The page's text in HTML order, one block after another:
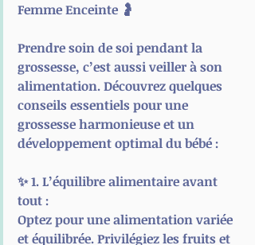
Femme Enceinte 🤰
Prendre soin de soi pendant la
grossesse, c’est aussi veiller à son
alimentation. Découvrez quelques
conseils essentiels pour une
grossesse harmonieuse et un
développement optimal du bébé :
✨ 1. L’équilibre alimentaire avant
tout :
Optez pour une alimentation variée
et équilibrée. Privilégiez les fruits et